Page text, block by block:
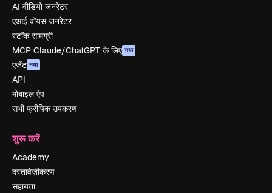
AI वीडियो जनरेटर
एआई वॉयस जनरेटर
स्टॉक सामग्री
MCP Claude/ChatGPT के लिए नया
एजेंट नया
API
मोबाइल ऐप
सभी फ्रीपिक उपकरण
शुरू करें
Academy
दस्तावेज़ीकरण
सहायता